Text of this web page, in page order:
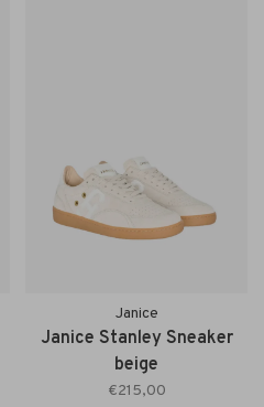
Janice
Janice Stanley Sneaker
beige
€215,00